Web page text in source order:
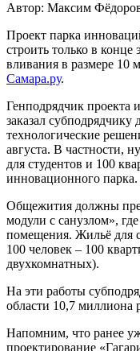
Автор: Максим
Проект парка
строить только в конце
вливания в размере 10
Самара.ру.
Генподрядчик проекта
заказал субподрядчику
технологические
августа. В частности,
для студентов и 100
инновационного парка.
Общежития должны
модули с санузлом»,
помещения. Жильё для
100 человек – 100
двухкомнатных).
На эти работы
области 10,7 миллиона
Напомним, что ранее
проектирование